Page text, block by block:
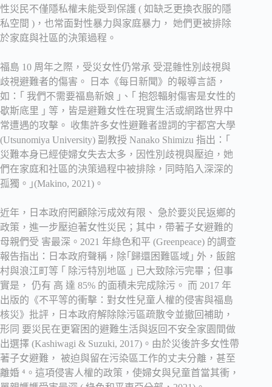
性災民不僅隱私權未能受到保護 ( 如缺乏更換衣服的隱
私空間 )，也常面對性暴力與家庭暴力， 她們更被排除
於家庭與社區的決策過程。
福島 10 周年之際，受災女性仍常承 受混雜性別歧視與
歧視避難者的傷害。 日本《每日新聞》的報導言語，
如：｢ 我們不需要福島新娘 ｣、｢ 抱怨輻射傷害是女性的
歇斯底里 ｣ 等，皆是避難女性在現實生活或網路世界中
常遭遇的攻擊。 收集許多女性避難者證詞的宇都宮大學
(Utsunomiya University) 副教授 Nanako Shimizu 指出：｢
災難本身已經使婦女失去太多，因性別歧視與壓迫，她
們在家庭和社區的決策過程中被排除，同時陷入深深的
孤獨。｣(Makino, 2021)。
近年，日本政府罔顧除污成效有限、 急於要災民返鄉的
政策，進一步壓迫著女性災民；其中，帶著子女避難的
母親們受 害最深。2021 年綠色和平 (Greenpeace) 的調查
報告指出：日本政府聲稱，除｢歸還困難區域｣ 外，飯館
村與浪江町等 ｢ 除污特別地區 ｣ 已大致除污完畢；但事
實是， 仍有 高 達 85% 的面積未完成除污。 而 2017 年
出版的《不平等的衝擊：對女性兒童人權的侵害與福島
核災》批評，日本政府解除除污區疏散令並撤回補助，
形同 要災民在更窘困的避難生活與返回不安全家園間做
出選擇 (Kashiwagi & Suzuki, 2017)。由於災後許多女性帶
著子女避難， 被迫與留在污染區工作的丈夫分離，甚至
離婚 ⁴。這項侵害人權的政策，使婦女與兒童首當其衝，